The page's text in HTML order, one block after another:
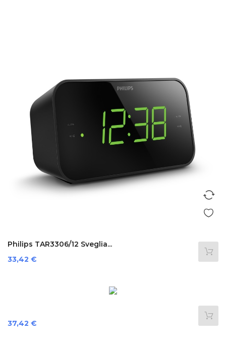
Philips TAR3306/12 Sveglia...
Preis
33,42 €
Preis
37,42 €